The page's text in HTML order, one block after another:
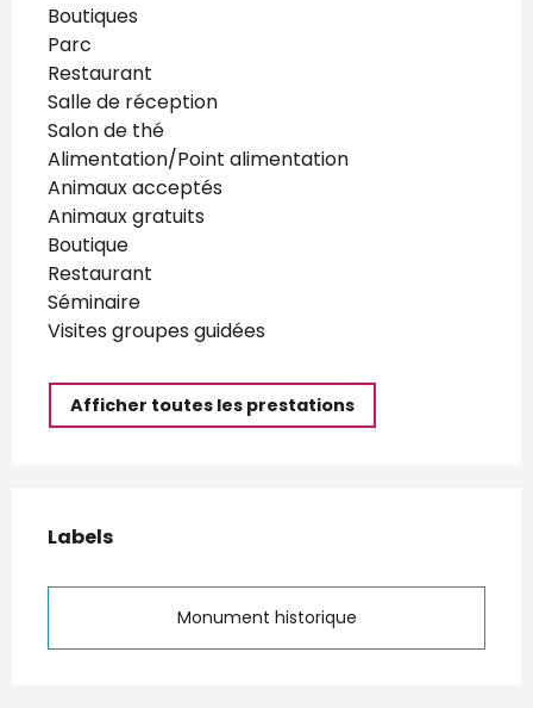
Boutiques
Parc
Restaurant
Salle de réception
Salon de thé
Alimentation/Point alimentation
Animaux acceptés
Animaux gratuits
Boutique
Restaurant
Séminaire
Visites groupes guidées
Afficher toutes les prestations
Offres de prestations
Labels
Labels
Monument historique